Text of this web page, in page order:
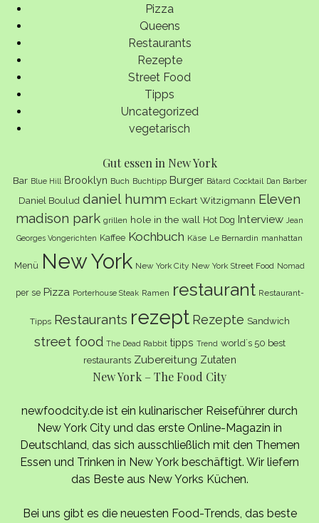
Pizza
Queens
Restaurants
Rezepte
Street Food
Tipps
Uncategorized
vegetarisch
Gut essen in New York
Bar Blue Hill Brooklyn Buch Buchtipp Burger Bâtard Cocktail Dan Barber
Daniel Boulud daniel humm Eckart Witzigmann Eleven
madison park grillen hole in the wall Hot Dog Interview Jean
Georges Vongerichten Kaffee Kochbuch Käse Le Bernardin manhattan
Menü New York New York City New York Street Food Nomad
per se Pizza Porterhouse Steak Ramen restaurant Restaurant-
Tipps Restaurants rezept Rezepte Sandwich
street food The Dead Rabbit tipps Trend world´s 50 best
restaurants Zubereitung Zutaten
New York – The Food City
newfoodcity.de ist ein kulinarischer Reiseführer durch
New York City und das erste Online-Magazin in
Deutschland, das sich ausschließlich mit den Themen
Essen und Trinken in New York beschäftigt. Wir liefern
das Beste aus New Yorks Küchen.
Bei uns gibt es die neuesten Food-Trends, das beste